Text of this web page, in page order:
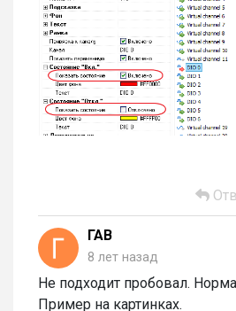
ГАВ
8 лет назад
Не подходит пробовал.
Пример на картинках.